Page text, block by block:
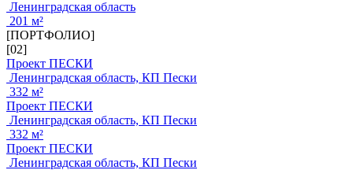
Ленинградская область
201 м²
[ПОРТФОЛИО]
[02]
Проект ПЕСКИ
Ленинградская область, КП Пески
332 м²
Проект ПЕСКИ
Ленинградская область, КП Пески
332 м²
Проект ПЕСКИ
Ленинградская область, КП Пески